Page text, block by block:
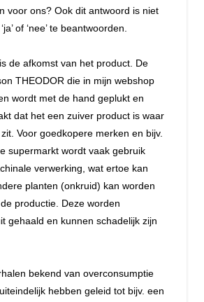
voor ons? Ook dit antwoord is niet
of ‘nee’ te beantwoorden.
de afkomst van het product. De
THEODOR die in mijn webshop
wordt met de hand geplukt en
dat het een zuiver product is waar
Voor goedkopere merken en bijv.
supermarkt wordt vaak gebruik
verwerking, wat ertoe kan
planten (onkruid) kan worden
productie. Deze worden
gehaald en kunnen schadelijk zijn
bekend van overconsumptie
hebben geleid tot bijv. een